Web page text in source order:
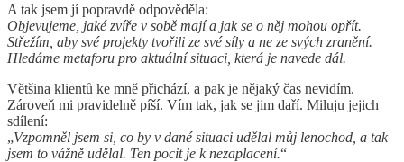
A tak jsem jí popravdě odpověděla:
Objevujeme, jaké zvíře v sobě mají a jak se o něj mohou opřít.
Střežím, aby své projekty tvořili ze své síly a ne ze svých zranění.
Hledáme metaforu pro aktuální situaci, která je navede dál.
Většina klientů ke mně přichází, a pak je nějaký čas nevidím.
Zároveň mi pravidelně píší. Vím tak, jak se jim daří. Miluju jejich
sdílení:
„Vzpomněl jsem si, co by v dané situaci udělal můj lenochod, a tak
jsem to vážně udělal. Ten pocit je k nezaplacení.“